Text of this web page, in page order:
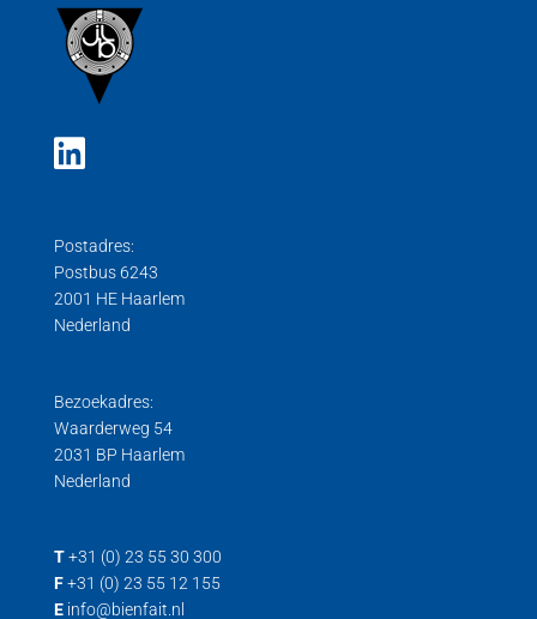
Postadres:
Postbus 6243
2001 HE Haarlem
Nederland
Bezoekadres:
Waarderweg 54
2031 BP Haarlem
Nederland
T +31 (0) 23 55 30 300
F +31 (0) 23 55 12 155
E info@bienfait.nl